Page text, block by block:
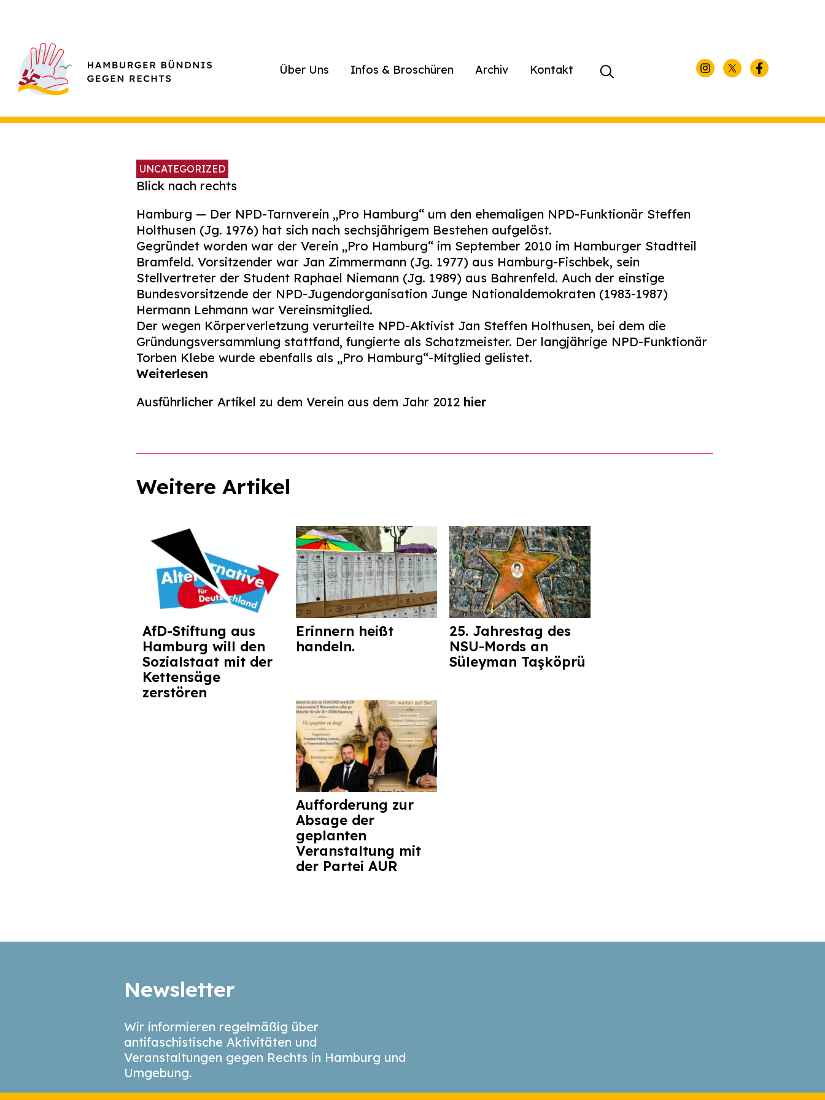
Über Uns Infos & Broschüren Archiv KontaktSuchen
UNCATEGORIZED
Blick nach rechts
Hamburg — Der NPD-Tarnverein „Pro Hamburg“ um den ehemaligen NPD-Funktionär Steffen
Holthusen (Jg. 1976) hat sich nach sechsjährigem Bestehen aufgelöst.
Gegründet worden war der Verein „Pro Hamburg“ im September 2010 im Hamburger Stadtteil
Bramfeld. Vorsitzender war Jan Zimmermann (Jg. 1977) aus Hamburg-Fischbek, sein
Stellvertreter der Student Raphael Niemann (Jg. 1989) aus Bahrenfeld. Auch der einstige
Bundesvorsitzende der NPD-Jugendorganisation Junge Nationaldemokraten (1983-1987)
Hermann Lehmann war Vereinsmitglied.
Der wegen Körperverletzung verurteilte NPD-Aktivist Jan Steffen Holthusen, bei dem die
Gründungsversammlung stattfand, fungierte als Schatzmeister. Der langjährige NPD-Funktionär
Torben Klebe wurde ebenfalls als „Pro Hamburg“-Mitglied gelistet.
Weiterlesen
Ausführlicher Artikel zu dem Verein aus dem Jahr 2012 hier
Weitere Artikel
AfD-Stiftung aus
Hamburg will den
Sozialstaat mit der
Kettensäge
zerstören
Erinnern heißt
handeln.
25. Jahrestag des
NSU-Mords an
Süleyman Taşköprü
Aufforderung zur
Absage der
geplanten
Veranstaltung mit
der Partei AUR
Newsletter
Wir informieren regelmäßig über
antifaschistische Aktivitäten und
Veranstaltungen gegen Rechts in Hamburg und
Umgebung.